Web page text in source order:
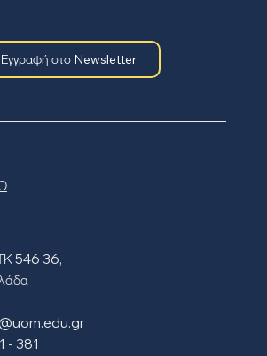
Εγγραφή στο Newsletter
546 36,
- 381